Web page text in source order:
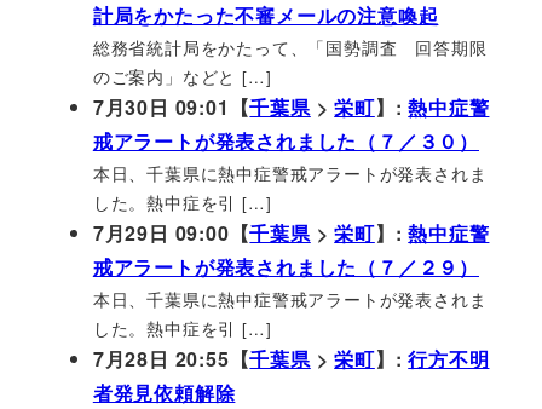
計局をかたった不審メールの注意喚起
総務省統計局をかたって、「国勢調査 回答期限
のご案内」などと […]
7月30日 09:01【千葉県>栄町】:熱中症警
戒アラートが発表されました（７／３０）
本日、千葉県に熱中症警戒アラートが発表されま
した。熱中症を引 […]
7月29日 09:00【千葉県>栄町】:熱中症警
戒アラートが発表されました（７／２９）
本日、千葉県に熱中症警戒アラートが発表されま
した。熱中症を引 […]
7月28日 20:55【千葉県>栄町】:行方不明
者発見依頼解除